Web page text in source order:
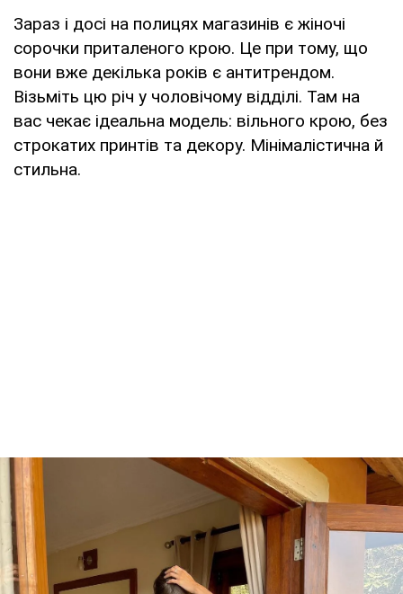
Зараз і досі на полицях магазинів є жіночі
сорочки приталеного крою. Це при тому, що
вони вже декілька років є антитрендом.
Візьміть цю річ у чоловічому відділі. Там на
вас чекає ідеальна модель: вільного крою, без
строкатих принтів та декору. Мінімалістична й
стильна.